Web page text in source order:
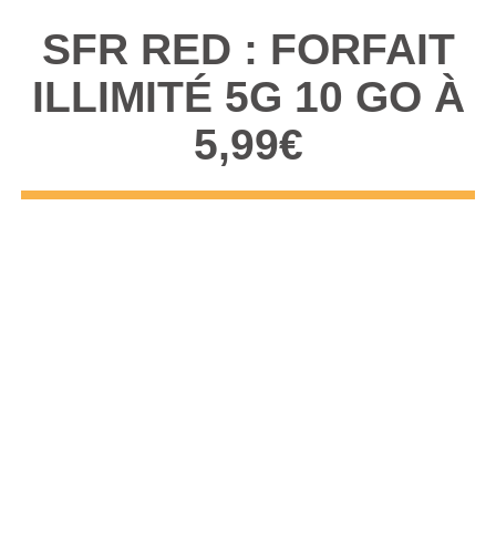
SFR RED : FORFAIT
ILLIMITÉ 5G 10 GO À
5,99€